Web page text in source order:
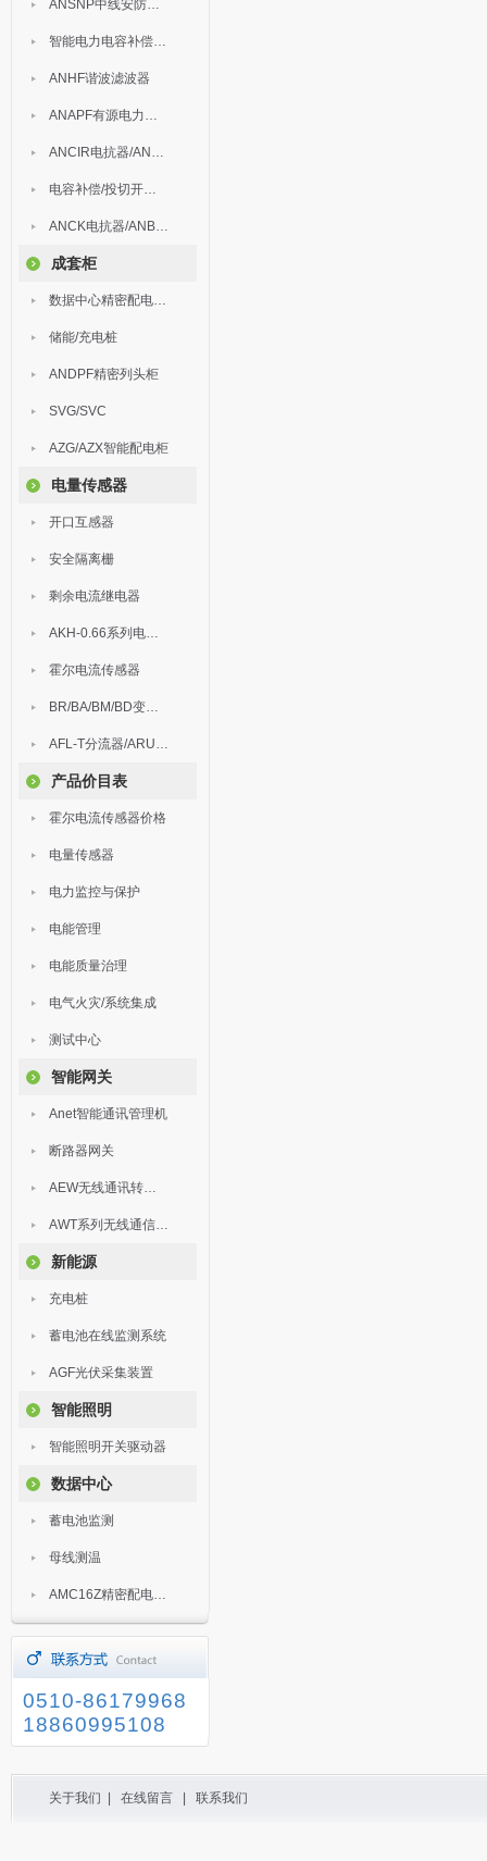
ANSNP中线安防保护器
智能电力电容补偿装置
ANHF谐波滤波器
ANAPF有源电力滤波器
ANCIR电抗器/ANHPD300谐波保护器
电容补偿/投切开关/ARC
ANCK电抗器/ANBSMJ自愈式低压并联电容器
成套柜
数据中心精密配电监控装置
储能/充电桩
ANDPF精密列头柜
SVG/SVC
AZG/AZX智能配电柜
电量传感器
开口互感器
安全隔离栅
剩余电流继电器
AKH-0.66系列电流互感器
霍尔电流传感器
BR/BA/BM/BD变送器
AFL-T分流器/ARU浪涌保护器
产品价目表
霍尔电流传感器价格
电量传感器
电力监控与保护
电能管理
电能质量治理
电气火灾/系统集成
测试中心
智能网关
Anet智能通讯管理机
断路器网关
AEW无线通讯转换器
AWT系列无线通信终端
新能源
充电桩
蓄电池在线监测系统
AGF光伏采集装置
智能照明
智能照明开关驱动器
数据中心
蓄电池监测
母线测温
AMC16Z精密配电监控装置
0510-86179968
18860995108
关于我们 在线留言 联系我们